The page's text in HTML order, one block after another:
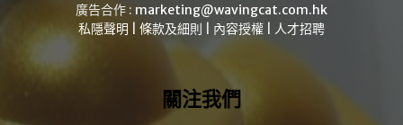
廣告合作 : marketing@wavingcat.com.hk
私隱聲明
條款及細則 內容授權 人才招聘
關注我們